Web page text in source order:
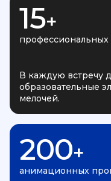
15+
профессиональных
В каждую встречу
образовательные
мелочей.
200+
анимационных